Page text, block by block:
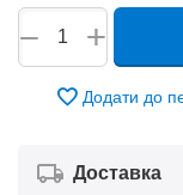
+
−
Додати до
Доставка